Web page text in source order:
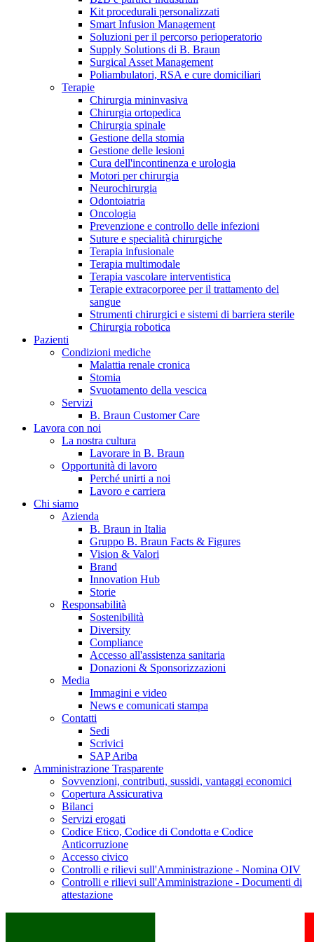
Catalogo prodotti
Trova il prodotto che stai cercando. Visita il catalogo B.
Braun con il nostro portfolio completo.
Hai domande o richieste? Scrivici per entrare subito in
contatto con un nostro referente.
B. Braun in Italia
Scopri chi siamo ed entra nel mondo di B. Braun in Italia: 4
sedi, 4 aziende, più di 700 dipendenti e un Centro di
Eccellenza a livello globale.
Kit procedurali personalizzati
Smart Infusion Management
Soluzioni per il percorso perioperatorio
Supply Solutions di B. Braun
Surgical Asset Management
Poliambulatori, RSA e cure domiciliari
Terapie
Chirurgia mininvasiva
Chirurgia ortopedica
Chirurgia spinale
Gestione della stomia
Gestione delle lesioni
Cura dell'incontinenza e urologia
Motori per chirurgia
Neurochirurgia
Odontoiatria
Oncologia
Prevenzione e controllo delle infezioni
Suture e specialità chirurgiche
Terapia infusionale
Terapia multimodale
Terapia vascolare interventistica
Terapie extracorporee per il trattamento del
sangue
Strumenti chirurgici e sistemi di barriera sterile
Chirurgia robotica
Pazienti
Condizioni mediche
Malattia renale cronica
Stomia
Svuotamento della vescica
Servizi
B. Braun Customer Care
Lavora con noi
La nostra cultura
Lavorare in B. Braun
Opportunità di lavoro
Perché unirti a noi
Lavoro e carriera
Chi siamo
Azienda
B. Braun in Italia
Gruppo B. Braun Facts & Figures
Vision & Valori
Brand
Innovation Hub
Storie
Responsabilità
Sostenibilità
Diversity
Compliance
Accesso all'assistenza sanitaria
Donazioni & Sponsorizzazioni
Media
Immagini e video
News e comunicati stampa
Contatti
Sedi
Scrivici
SAP Ariba
Amministrazione Trasparente
Sovvenzioni, contributi, sussidi, vantaggi economici
Copertura Assicurativa
Bilanci
Servizi erogati
Codice Etico, Codice di Condotta e Codice
Anticorruzione
Accesso civico
Controlli e rilievi sull'Amministrazione - Nomina OIV
Controlli e rilievi sull'Amministrazione - Documenti di
attestazione